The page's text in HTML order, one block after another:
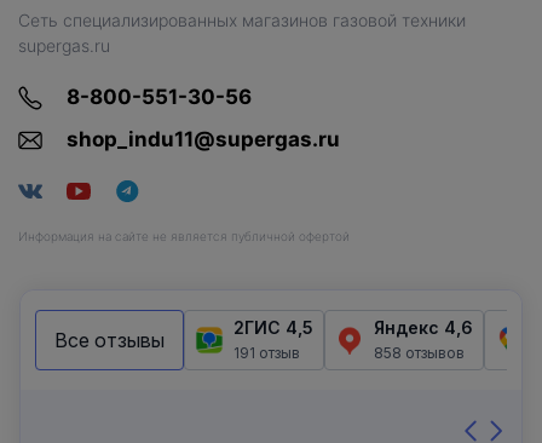
Сеть специализированных магазинов газовой техники
supergas.ru
8-800-551-30-56
shop_indu11@supergas.ru
Информация на сайте не является публичной офертой